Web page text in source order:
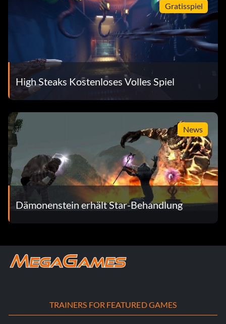
Gratisspiel
High Steaks Kostenloses Volles Spiel
News
Dämonenstein erhält Star-Behandlung
TRAINERS FOR FEATURED GAMES